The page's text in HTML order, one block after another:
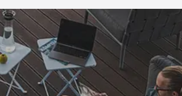
„- Retouren Bearbeitung wurde
umgehend erledigt“